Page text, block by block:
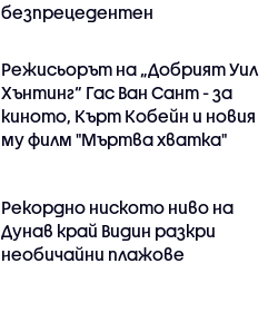
безпрецедентен
Режисьорът на „Добрият Уил
Хънтинг“ Гас Ван Сант - за
киното, Кърт Кобейн и новия
му филм "Мъртва хватка"
Рекордно ниското ниво на
Дунав край Видин разкри
необичайни плажове